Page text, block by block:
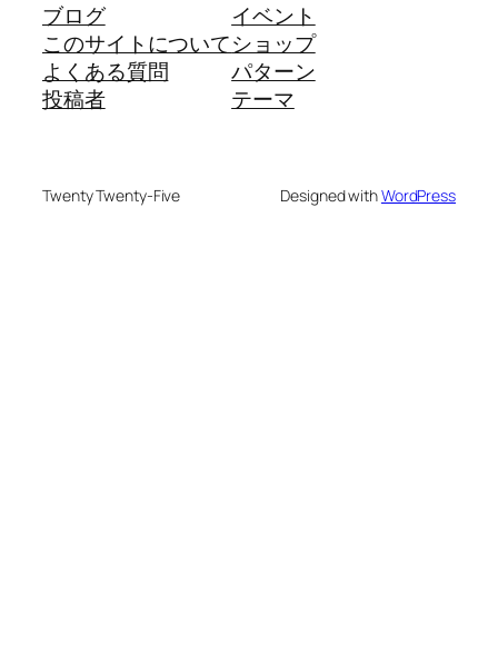
ブログ
このサイトについて
よくある質問
投稿者
イベント
ショップ
パターン
テーマ
Twenty Twenty-Five Designed withWordPress